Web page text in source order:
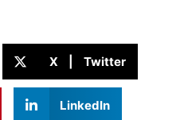
X | Twitter
LinkedIn